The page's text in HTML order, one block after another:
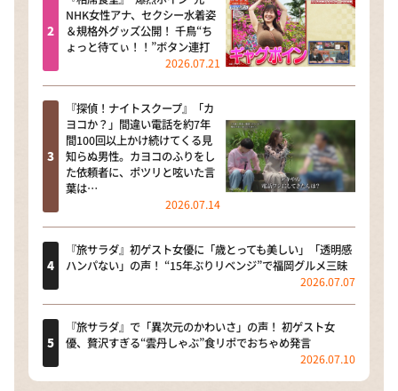
ザキ山小屋本館
ぺこぱのまるスポ
NHK女性アナ、セクシー水着姿
＆規格外グッズ公開！ 千鳥“ち
ょっと待てぃ！！”ボタン連打
2026.07.21
『探偵！ナイトスクープ』「カ
ヨコか？」間違い電話を約7年
間100回以上かけ続けてくる見
知らぬ男性。カヨコのふりをし
た依頼者に、ポツリと呟いた言
葉は…
2026.07.14
『旅サラダ』初ゲスト女優に「歳とっても美しい」「透明感
ハンパない」の声！ “15年ぶりリベンジ”で福岡グルメ三昧
2026.07.07
『旅サラダ』で「異次元のかわいさ」の声！ 初ゲスト女
優、贅沢すぎる“雲丹しゃぶ”食リポでおちゃめ発言
2026.07.10